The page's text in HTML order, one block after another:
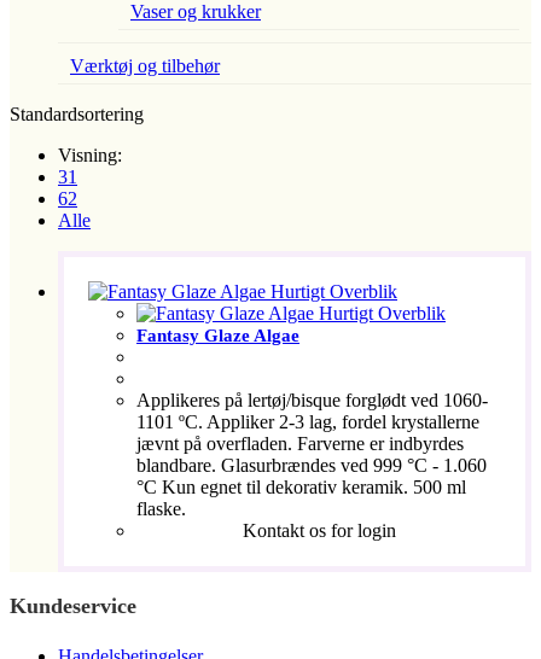
Vaser og krukker
Værktøj og tilbehør
Standardsortering
Visning:
31
62
Alle
Hurtigt Overblik
Hurtigt Overblik
Fantasy Glaze Algae
Applikeres på lertøj/bisque forglødt ved 1060-
1101 ºC. Appliker 2-3 lag, fordel krystallerne
jævnt på overfladen. Farverne er indbyrdes
blandbare. Glasurbrændes ved 999 °C - 1.060
°C Kun egnet til dekorativ keramik. 500 ml
flaske.
Kontakt os for login
Kundeservice